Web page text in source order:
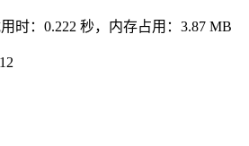
时：0.222 秒，内存占用：3.87 MB